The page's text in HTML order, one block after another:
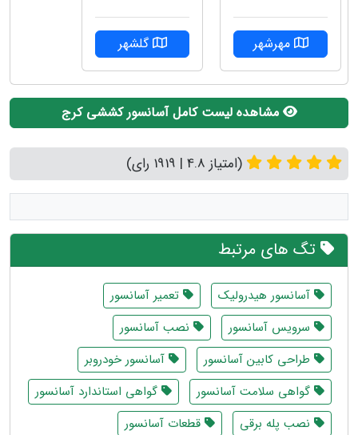
مهرشهر گلشهر
مشاهده لیست کامل آسانسور کششی کرج
(امتیاز 4.8 | 1919 رای)
تگ های مرتبط
آسانسور هیدرولیک
تعمیر آسانسور
سرویس آسانسور
نصب آسانسور
طراحی کابین آسانسور
آسانسور خودروبر
گواهی سلامت آسانسور
گواهی استاندارد آسانسور
نصب پله برقی
قطعات آسانسور